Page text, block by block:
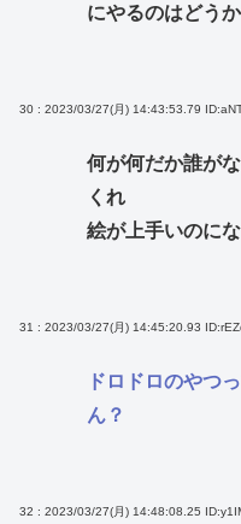
にやるのはどう
30 : 2023/03/27(月) 14:43:53.79
何が何だか誰が
くれ
絵が上手いのに
31 : 2023/03/27(月) 14:45:20.93
ドロドロのやつ
ん？
32 : 2023/03/27(月) 14:48:08.25